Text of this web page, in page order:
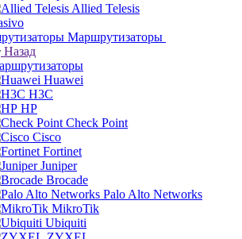
Allied Telesis
Маршрутизаторы
Назад
Huawei
H3C
HP
Check Point
Cisco
Fortinet
Juniper
Brocade
Palo Alto Networks
MikroTik
Ubiquiti